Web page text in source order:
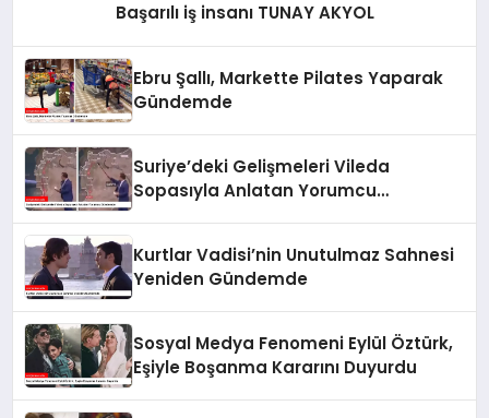
Başarılı iş insanı TUNAY AKYOL
Ebru Şallı, Markette Pilates Yaparak
Gündemde
Suriye’deki Gelişmeleri Vileda
Sopasıyla Anlatan Yorumcu
Kurtlar Vadisi’nin Unutulmaz Sahnesi
Yeniden Gündemde
Sosyal Medya Fenomeni Eylül Öztürk,
Eşiyle Boşanma Kararını Duyurdu